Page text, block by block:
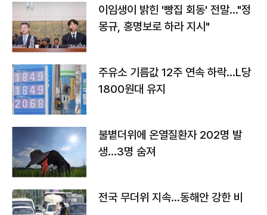
이임생이 밝힌 '빵집 회동' 전말…"정
몽규, 홍명보로 하라 지시"
주유소 기름값 12주 연속 하락…L당
1800원대 유지
불볕더위에 온열질환자 202명 발
생…3명 숨져
전국 무더위 지속…동해안 강한 비